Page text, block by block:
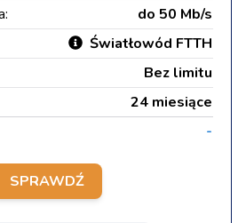
do 50 Mb/s
Światłowód FTTH
Bez limitu
24 miesiące
-
SPRAWDŹ